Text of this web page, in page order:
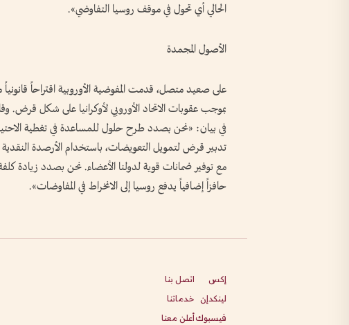
الحالي أي تحول في موقف روسيا التفاوضي».
الأصول المجمدة
على صعيد متصل، قدمت المفوضية الأوروبية اقتراحاً
بموجب عقوبات الاتحاد الأوروبي لأوكرانيا على شكل قرض.
في بيان: «نحن بصدد طرح حلول للمساعدة في تغطية
تدبير قرض لتمويل التعويضات، باستخدام الأرصدة النقدية
مع توفير ضمانات قوية لدولنا الأعضاء. نحن بصدد زيادة
حافزاً إضافياً يدفع روسيا إلى الانخراط في المفاوضات».
إكس
لينكدإن
فيسبوك
اتصل بنا
خدماتنا
أعلن معنا